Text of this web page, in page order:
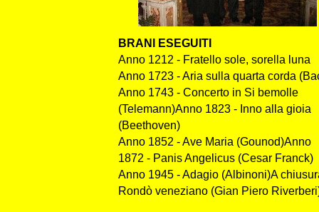
BRANI ESEGUITI
Anno 1212 - Fratello sole, sorella luna
Anno 1723 - Aria sulla quarta corda
Anno 1743 - Concerto in Si bemolle
(Telemann)Anno 1823 - Inno alla gioia
(Beethoven)
Anno 1852 - Ave Maria (Gounod)Anno
1872 - Panis Angelicus (Cesar Franck)
Anno 1945 - Adagio (Albinoni)A
Rondò veneziano (Gian Piero